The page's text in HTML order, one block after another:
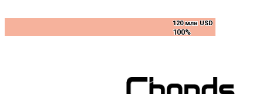
120 млн USD
100%
120 млн USD
100%